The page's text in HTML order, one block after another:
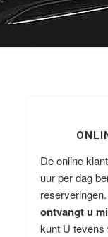
De online
uur per dag
ontvangt u
kunt U tevens